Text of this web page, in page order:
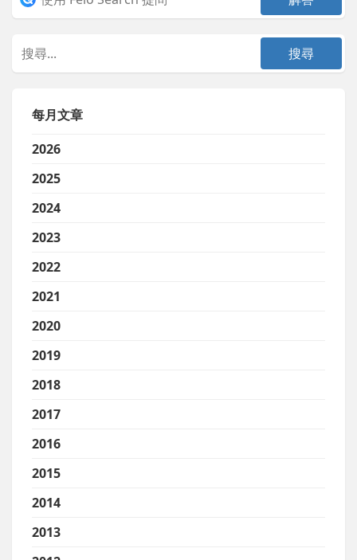
每月文章
2026
2025
2024
2023
2022
2021
2020
2019
2018
2017
2016
2015
2014
2013